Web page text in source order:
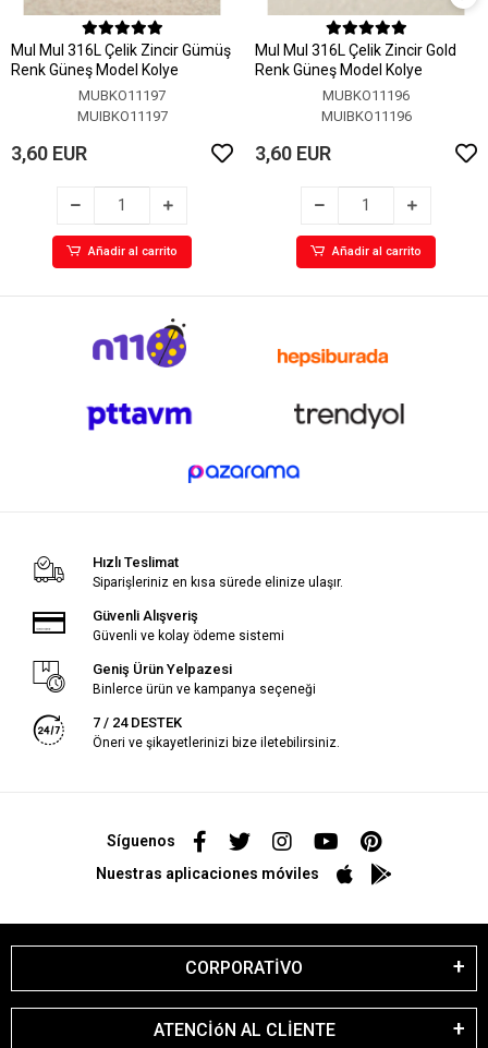
MuI MuI 316L Çelik Zincir Gümüş
Renk Güneş Model Kolye
MUBKO11197
MUIBKO11197
3,60 EUR
Añadir al carrito
MuI MuI 316L Çelik Zincir Gold
Renk Güneş Model Kolye
MUBKO11196
MUIBKO11196
3,60 EUR
Añadir al carrito
Hızlı Teslimat
Siparişleriniz en kısa sürede elinize ulaşır.
Güvenli Alışveriş
Güvenli ve kolay ödeme sistemi
Geniş Ürün Yelpazesi
Binlerce ürün ve kampanya seçeneği
7 / 24 DESTEK
Öneri ve şikayetlerinizi bize iletebilirsiniz.
Síguenos
Nuestras aplicaciones móviles
CORPORATİVO
ATENCİóN AL CLİENTE